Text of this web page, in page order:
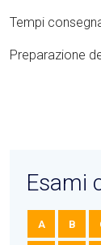
Tempi
Preparazione
Esami
A B